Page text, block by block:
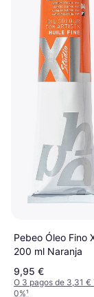
Pebeo Óleo Fino
200 ml Naranja
9,95 €
O 3 pagos de 3,31 €
0%¹